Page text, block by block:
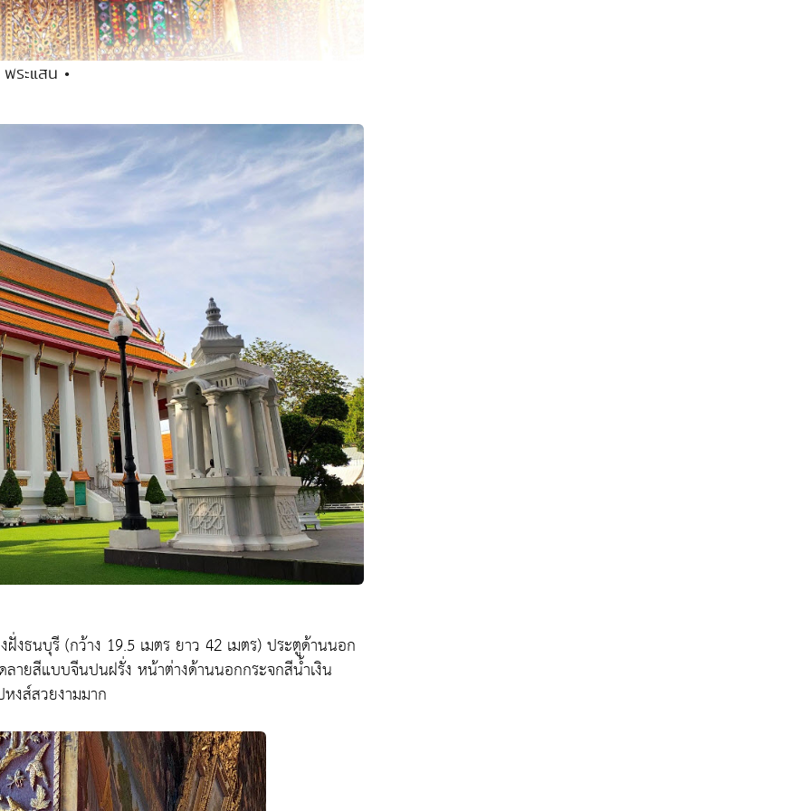
พระแสน •
ธนบุรี (กว้าง 19.5 เมตร ยาว 42 เมตร) ประตูด้านนอก
ายสีแบบจีนปนฝรั่ง หน้าต่างด้านนอกกระจกสีน้ำเงิน
งส์สวยงามมาก